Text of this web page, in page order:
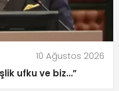
10 Ağustos 2026
ufku ve biz…”